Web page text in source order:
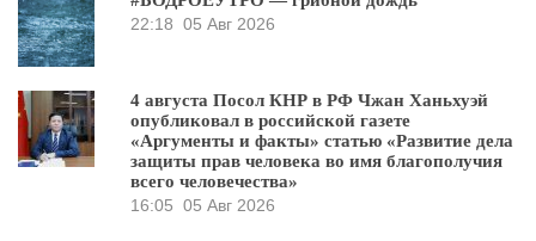
22:18 05 Авг 2026
4 августа Посол КНР в РФ Чжан Ханьхуэй
опубликовал в российской газете
«Аргументы и факты» статью «Развитие дела
защиты прав человека во имя благополучия
всего человечества»
16:05 05 Авг 2026